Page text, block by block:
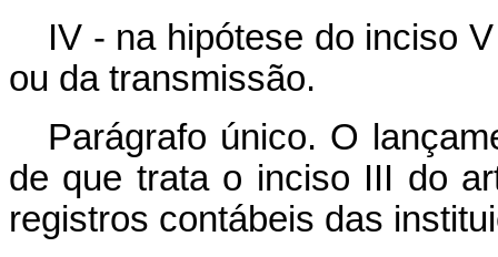
IV - na hipótese do inciso
ou da transmissão.
Parágrafo único. O
de que trata o inciso III do
registros contábeis das